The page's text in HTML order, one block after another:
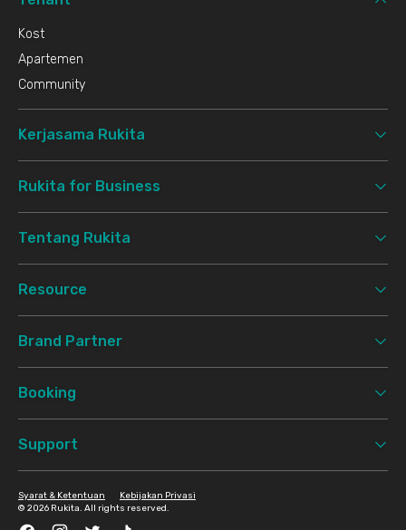
Kost
Apartemen
Community
Kerjasama Rukita
Rukita for Business
Tentang Rukita
Resource
Brand Partner
Booking
Support
© 2026 Rukita. All rights reserved.
Syarat & Ketentuan Kebijakan Privasi